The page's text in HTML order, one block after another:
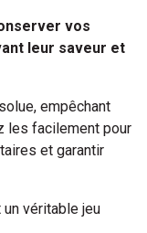
vos
leur saveur et
empêchant
les facilement pour
et garantir
véritable jeu